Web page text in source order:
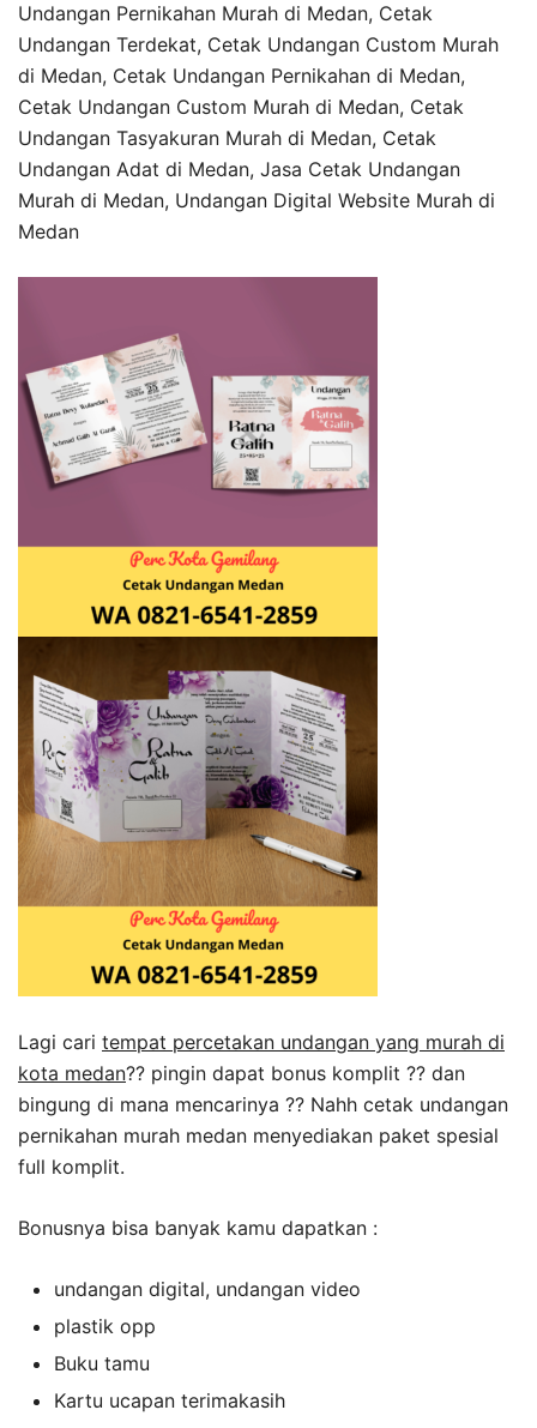
Undangan Pernikahan Murah di Medan, Cetak
Undangan Terdekat, Cetak Undangan Custom Murah
di Medan, Cetak Undangan Pernikahan di Medan,
Cetak Undangan Custom Murah di Medan, Cetak
Undangan Tasyakuran Murah di Medan, Cetak
Undangan Adat di Medan, Jasa Cetak Undangan
Murah di Medan, Undangan Digital Website Murah di
Medan
Lagi cari tempat percetakan undangan yang murah di
kota medan?? pingin dapat bonus komplit ?? dan
bingung di mana mencarinya ?? Nahh cetak undangan
pernikahan murah medan menyediakan paket spesial
full komplit.
Bonusnya bisa banyak kamu dapatkan :
undangan digital, undangan video
plastik opp
Buku tamu
Kartu ucapan terimakasih